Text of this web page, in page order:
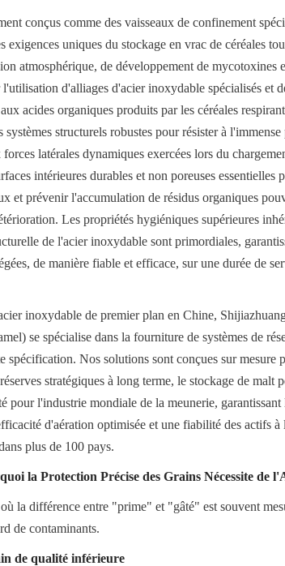
conçus comme des vaisseaux de confinement
exigences uniques du stockage en vrac de céréales
atmosphérique, de développement de mycotoxines
d'alliages d'acier inoxydable spécialisés et
acides organiques produits par les céréales
structurels robustes pour résister à
forces latérales dynamiques exercées lors du
intérieures durables et non poreuses essentielles
et prévenir l'accumulation de résidus organiques
Les propriétés hygiéniques supérieures
de l'acier inoxydable sont primordiales,
de manière fiable et efficace, sur une durée de
inoxydable de premier plan en Chine,
se spécialise dans la fourniture de systèmes de
spécification. Nos solutions sont conçues sur mesure
stratégiques à long terme, le stockage de malt
pour l'industrie mondiale de la meunerie, garantissant
d'aération optimisée et une fiabilité des actifs à
plus de 100 pays.
la Protection Précise des Grains Nécessite de
la différence entre "prime" et "gâté" est souvent
de contaminants.
de qualité inférieure